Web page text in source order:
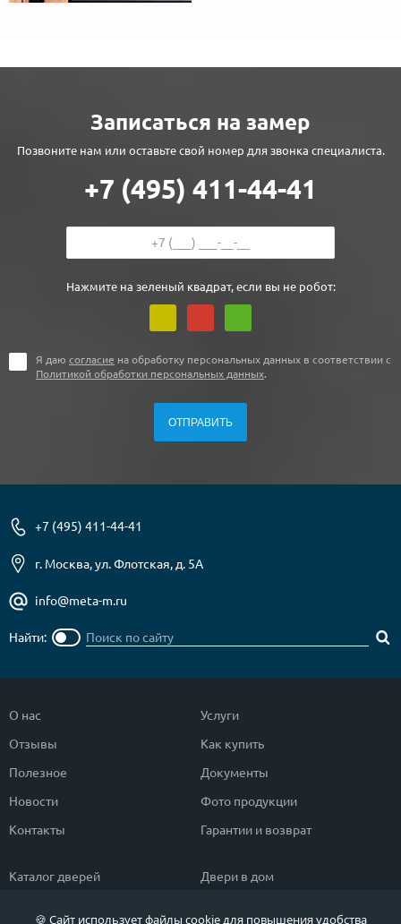
Записаться на замер
Позвоните нам или оставьте свой номер для звонка специалиста.
+7 (495) 411-44-41
Нажмите на зеленый квадрат, если вы не робот:
Я даю согласие на обработку персональных данных в соответствии с
Политикой обработки персональных данных.
+7 (495) 411-44-41
г. Москва, ул. Флотская, д. 5А
info@meta-m.ru
Найти:
О нас
Отзывы
Полезное
Новости
Контакты
Услуги
Как купить
Документы
Фото продукции
Гарантии и возврат
Каталог дверей
Двери в дом
🍪 Сайт использует файлы cookie для повышения удобства